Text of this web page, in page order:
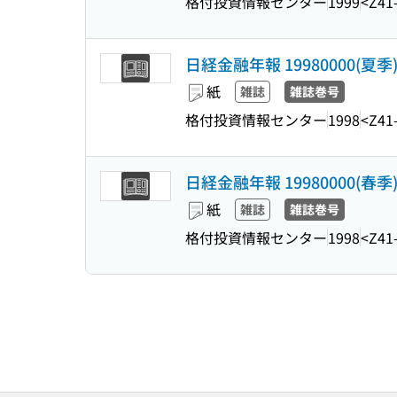
日経金融年報 19980000(夏季)
紙 雑誌 雑誌巻号
格付投資情報センター1998
日経金融年報 19980000(春季)
紙 雑誌 雑誌巻号
格付投資情報センター1998